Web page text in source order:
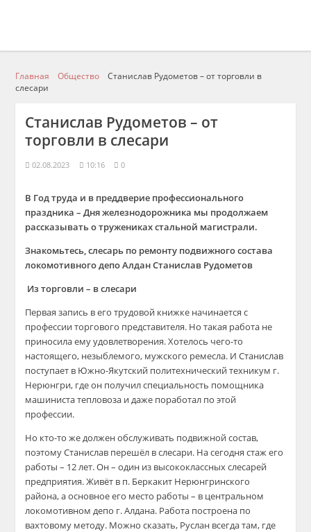
Главная Общество
Станислав Рудометов – от торговли в
слесари
Станислав Рудометов – от
торговли в слесари
02.08.2023 10:16 0
В Год труда и в преддверие профессионального
праздника – Дня железнодорожника мы продолжаем
рассказывать о тружениках стальной магистрали.
Знакомьтесь,слесарь по ремонту подвижного состава
локомотивного депоАлдан Станислав Рудометов
Из торговли – в слесари
Первая запись в его трудовой книжке начинается с
профессии торгового представителя. Но такая работа не
приносила ему удовлетворения. Хотелось чего-то
настоящего, незыблемого, мужского ремесла. И Станислав
поступает в Южно-Якутский политехнический техникум г.
Нерюнгри, где он получил специальность помощника
машиниста тепловоза и даже поработал по этой
профессии.
Но кто-то же должен обслуживать подвижной состав,
поэтому Станислав перешёл в слесари. На сегодня стаж его
работы – 12 лет. Он – один из высококлассных слесарей
предприятия. Живёт в п. Беркакит Нерюнгринского
района, а основное его место работы – в центральном
локомотивном депо г. Алдана. Работа построена по
вахтовому методу. Можно сказать, Руслан всегда там, где